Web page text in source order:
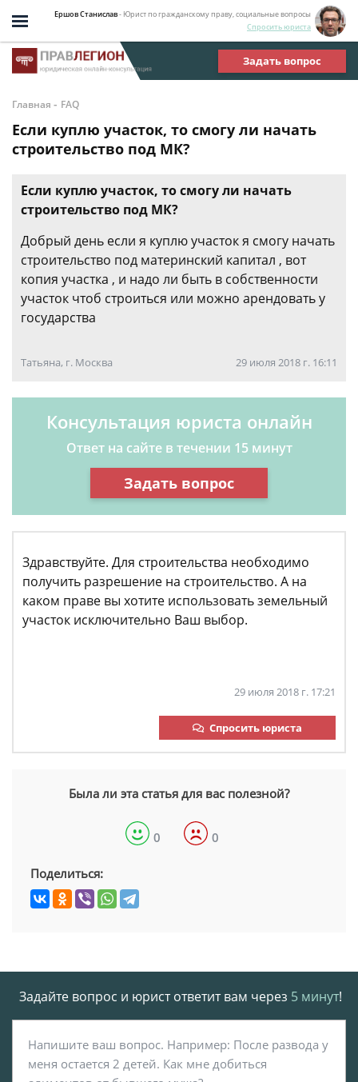
Ершов Станислав- Юрист по гражданскому праву, социальные вопросы
Спросить юриста
Задать вопрос
Главная - FAQ
Если куплю участок, то смогу ли начать
строительство под МК?
Если куплю участок, то смогу ли начать
строительство под МК?
Добрый день если я куплю участок я смогу начать
строительство под материнский капитал , вот
копия участка , и надо ли быть в собственности
участок чтоб строиться или можно арендовать у
государства
Татьяна, г. Москва 29 июля 2018 г. 16:11
Консультация юриста онлайн
Ответ на сайте в течении 15 минут
Задать вопрос
Здравствуйте. Для строительства необходимо
получить разрешение на строительство. А на
каком праве вы хотите использовать земельный
участок исключительно Ваш выбор.
29 июля 2018 г. 17:21
Спросить юриста
Была ли эта статья для вас полезной?
0 0
Поделиться:
Задайте вопрос и юрист ответит вам через 5 минут!